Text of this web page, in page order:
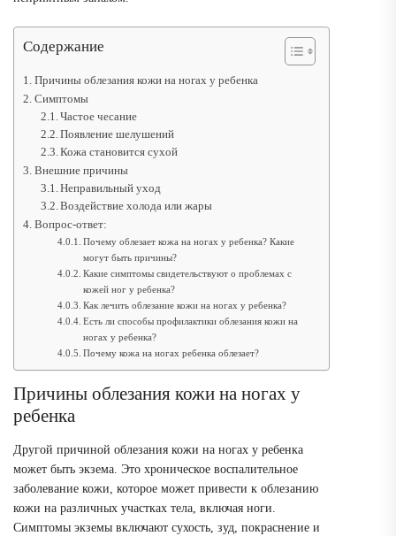
Содержание
Причины облезания кожи на ногах у ребенка
Симптомы
Частое чесание
Появление шелушений
Кожа становится сухой
Внешние причины
Неправильный уход
Воздействие холода или жары
Вопрос-ответ:
Почему облезает кожа на ногах у ребенка? Какие
могут быть причины?
Какие симптомы свидетельствуют о проблемах с
кожей ног у ребенка?
Как лечить облезание кожи на ногах у ребенка?
Есть ли способы профилактики облезания кожи на
ногах у ребенка?
Почему кожа на ногах ребенка облезает?
Причины облезания кожи на ногах у
ребенка
Другой причиной облезания кожи на ногах у ребенка
может быть экзема. Это хроническое воспалительное
заболевание кожи, которое может привести к облезанию
кожи на различных участках тела, включая ноги.
Симптомы экземы включают сухость, зуд, покраснение и